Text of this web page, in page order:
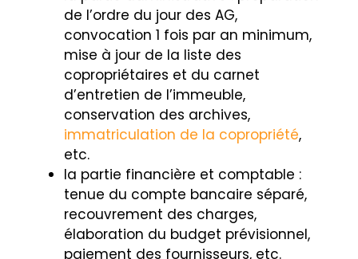
de l’ordre du jour des AG,
convocation 1 fois par an minimum,
mise à jour de la liste des
copropriétaires et du carnet
d’entretien de l’immeuble,
conservation des archives,
immatriculation de la copropriété,
etc.
la partie financière et comptable :
tenue du compte bancaire séparé,
recouvrement des charges,
élaboration du budget prévisionnel,
paiement des fournisseurs, etc.